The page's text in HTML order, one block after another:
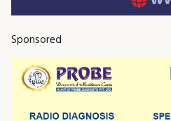
Sponsored